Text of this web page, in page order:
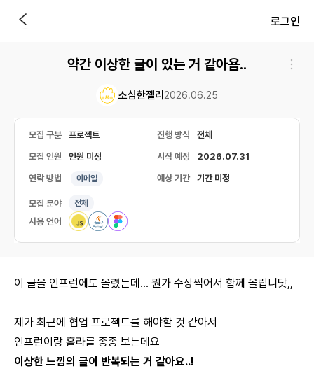
로그인
약간 이상한 글이 있는 거 같아욥..
소심한젤리 2026.06.25
모집 구분 프로젝트 진행 방식 전체
모집 인원 인원 미정 시작 예정 2026.07.31
연락 방법 이메일 예상 기간 기간 미정
모집 분야 전체
사용 언어
이 글을 인프런에도 올렸는데... 뭔가 수상쩍어서 함께 올립니닷,,
제가 최근에 협업 프로젝트를 해야할 것 같아서
인프런이랑 홀라를 종종 보는데요
이상한 느낌의 글이 반복되는 거 같아요..!